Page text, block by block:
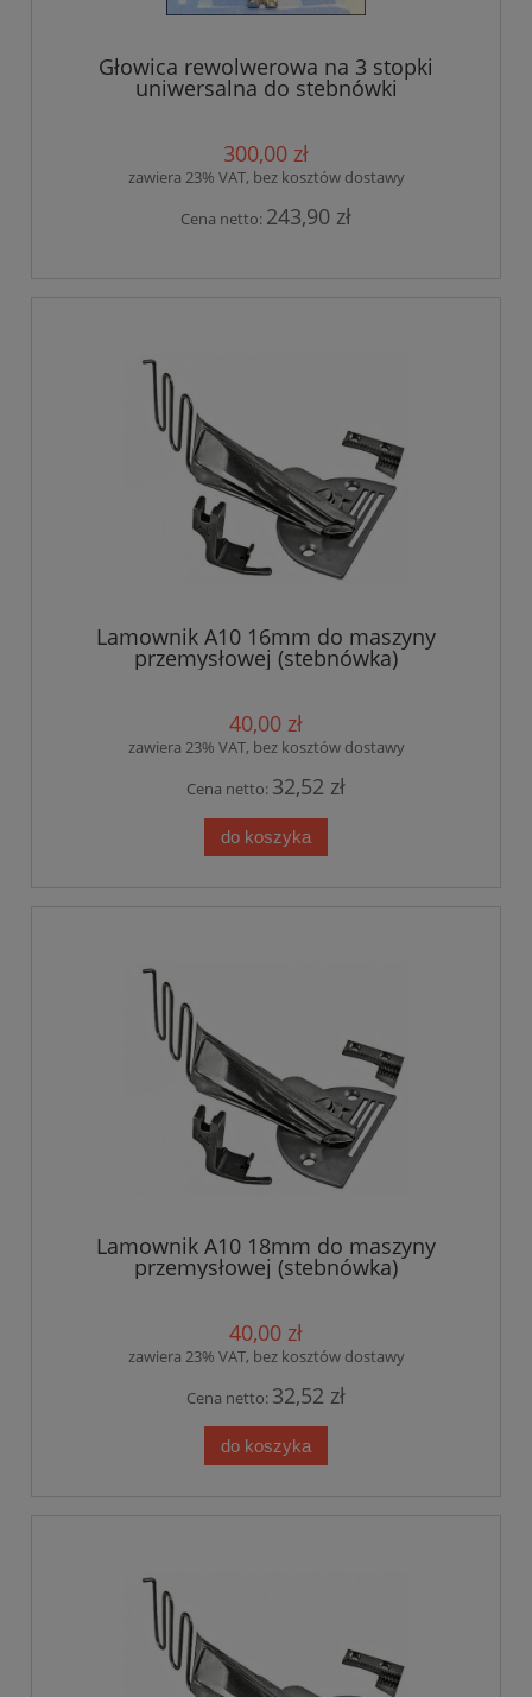
Głowica rewolwerowa na 3 stopki
uniwersalna do stebnówki
300,00 zł
zawiera 23% VAT, bez kosztów dostawy
Cena netto: 243,90 zł
Lamownik A10 16mm do maszyny
przemysłowej (stebnówka)
40,00 zł
zawiera 23% VAT, bez kosztów dostawy
Cena netto: 32,52 zł
do koszyka
Lamownik A10 18mm do maszyny
przemysłowej (stebnówka)
40,00 zł
zawiera 23% VAT, bez kosztów dostawy
Cena netto: 32,52 zł
do koszyka